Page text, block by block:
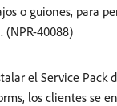
o guiones, para
(NPR-40088)
el Service Pack
los clientes se